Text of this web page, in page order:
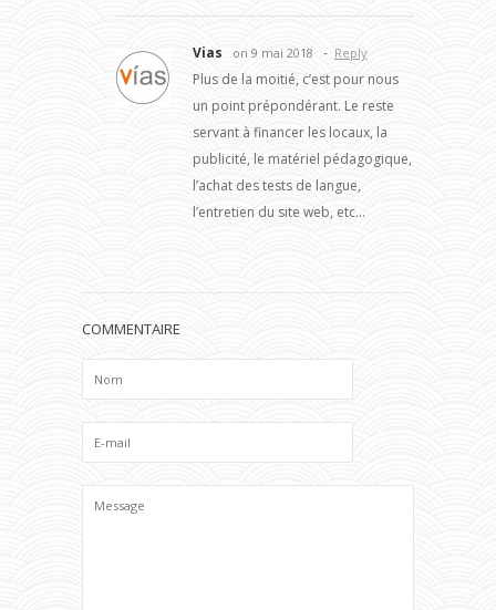
Vias on 9 mai 2018 - Reply
Plus de la moitié, c’est pour nous
un point prépondérant. Le reste
servant à financer les locaux, la
publicité, le matériel pédagogique,
l’achat des tests de langue,
l’entretien du site web, etc…
COMMENTAIRE